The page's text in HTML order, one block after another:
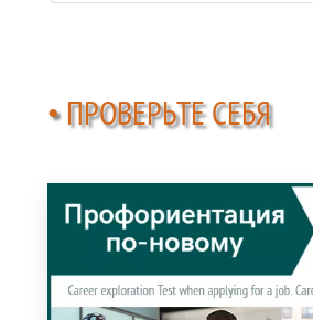
• ПРОВЕРЬТЕ СЕБЯ